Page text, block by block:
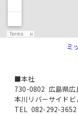
ミ
■本社
730-0802 広島県広
本川リバーサイドビ
TEL 082-292-3652